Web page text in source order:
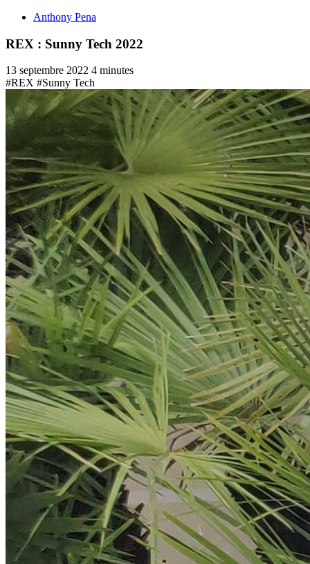
Anthony Pena
REX : Sunny Tech 2022
13 septembre 2022 4 minutes
#REX #Sunny Tech